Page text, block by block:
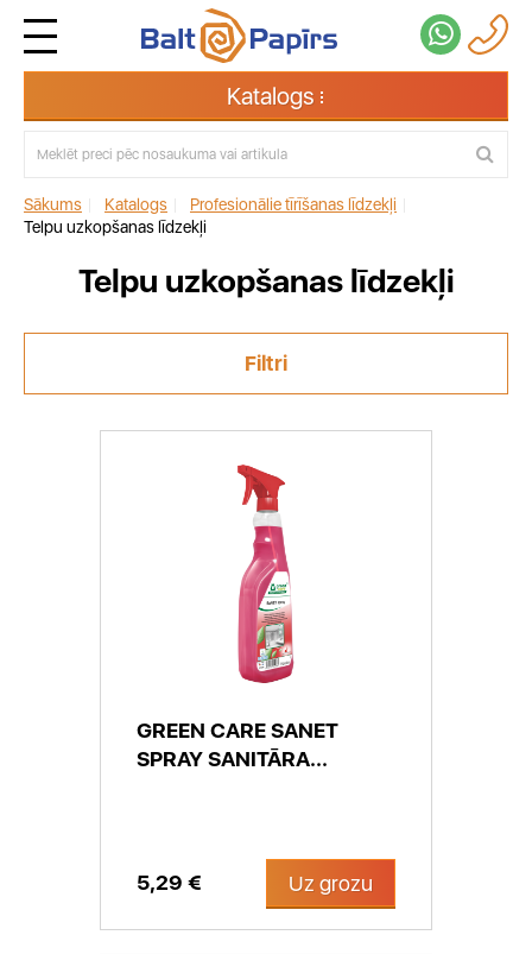
Katalogs
Sākums Katalogs Profesionālie tīrīšanas līdzekļi
Telpu uzkopšanas līdzekļi
Telpu uzkopšanas līdzekļi
Filtri
GREEN CARE SANET
SPRAY SANITĀRA...
5,29 € Uz grozu